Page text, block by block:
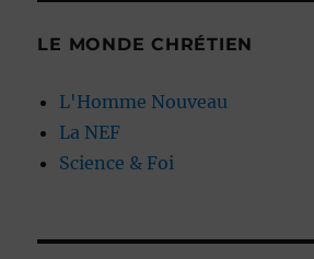
LE MONDE CHRÉTIEN
L'Homme Nouveau
La NEF
Science & Foi